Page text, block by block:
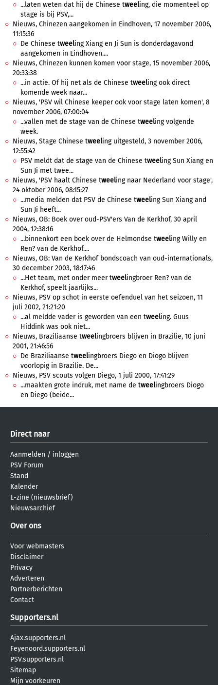
...laten weten dat hij de Chinese tweeling, die momenteel op
stage is bij PSV,...
Nieuws, Chinezen aangekomen in Eindhoven, 17 november 2006,
11:15:36
De Chinese tweeling Xiang en Ji Sun is donderdagavond
aangekomen in Eindhoven....
Nieuws, Chinezen kunnen komen voor stage, 15 november 2006,
20:33:38
...in actie. Of hij net als de Chinese tweeling ook direct
komende week naar...
Nieuws, 'PSV wil Chinese keeper ook voor stage laten komen', 8
november 2006, 07:00:04
...vallen met de stage van de Chinese tweeling volgende
week.
Nieuws, Stage Chinese tweeling uitgesteld, 3 november 2006,
12:55:42
PSV meldt dat de stage van de Chinese tweeling Sun Xiang en
Sun Ji met twee...
Nieuws, 'PSV haalt Chinese tweeling naar Nederland voor stage',
24 oktober 2006, 08:15:27
...media melden dat PSV de Chinese tweeling Sun Xiang and
Sun Ji heeft...
Nieuws, OB: Boek over oud-PSV'ers Van de Kerkhof, 30 april
2004, 12:38:16
...binnenkort een boek over de Helmondse tweeling Willy en
Ren? van de Kerkhof....
Nieuws, OB: Van de Kerkhof bondscoach van oud-internationals,
30 december 2003, 18:17:46
...Het team, met onder meer tweelingbroer Ren? van de
Kerkhof, speelt jaarlijks...
Nieuws, PSV op schot in eerste oefenduel van het seizoen, 11
juli 2002, 21:21:20
...al meldde vader is geworden van een tweeling. Guus
Hiddink was ook niet...
Nieuws, Braziliaanse tweelingbroers blijven in Brazilie, 10 juni
2001, 21:46:56
De Braziliaanse tweelingbroers Diego en Diogo blijven
voorlopig in Brazilie. De...
Nieuws, PSV scouts volgen Diego, 1 juli 2000, 17:41:29
...maakten grote indruk, met name de tweelingbroers Diogo
en Diego (beide...
Direct naar
Aanmelden / inloggen
PSV Forum
Stand
Kalender
E-zine (nieuwsbrief)
Nieuwsarchief
Over ons
Voor webmasters
Disclaimer
Privacy
Adverteren
Partnerberichten
Contact
Supporters.nl
Ajax.supporters.nl
Feyenoord.supporters.nl
PSV.supporters.nl
Sitemap
Mijn voorkeuren